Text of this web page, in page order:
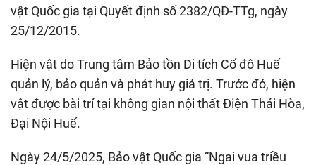
vật Quốc gia tại Quyết định số 2382/QĐ-TTg, ngày
25/12/2015.
Hiện vật do Trung tâm Bảo tồn Di tích Cố đô Huế
quản lý, bảo quản và phát huy giá trị. Trước đó, hiện
vật được bài trí tại không gian nội thất Điện Thái Hòa,
Đại Nội Huế.
Ngày 24/5/2025, Bảo vật Quốc gia “Ngai vua triều